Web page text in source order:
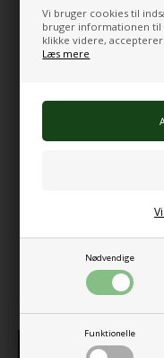
Vi bruger cookies til
bruger informationen til
klikke videre,
Læs mere
Nødvendige
Funktionelle
Produktdetaljer:
Interaktivt lyspanel med
20 farverige lys
Drejeknapperne kan
Monteres på væggen
Vægt: ca. 5,1 kg